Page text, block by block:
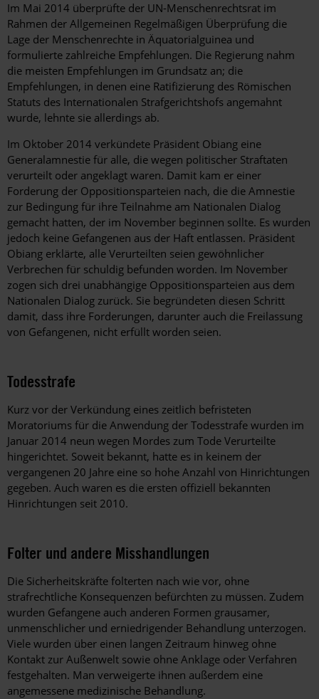
Im Mai 2014 überprüfte der UN-Menschenrechtsrat im
Rahmen der Allgemeinen Regelmäßigen Überprüfung die
Lage der Menschenrechte in Äquatorialguinea und
formulierte zahlreiche Empfehlungen. Die Regierung nahm
die meisten Empfehlungen im Grundsatz an; die
Empfehlungen, in denen eine Ratifizierung des Römischen
Statuts des Internationalen Strafgerichtshofs angemahnt
wurde, lehnte sie allerdings ab.
Im Oktober 2014 verkündete Präsident Obiang eine
Generalamnestie für alle, die wegen politischer Straftaten
verurteilt oder angeklagt waren. Damit kam er einer
Forderung der Oppositionsparteien nach, die die Amnestie
zur Bedingung für ihre Teilnahme am Nationalen Dialog
gemacht hatten, der im November beginnen sollte. Es wurden
jedoch keine Gefangenen aus der Haft entlassen. Präsident
Obiang erklärte, alle Verurteilten seien gewöhnlicher
Verbrechen für schuldig befunden worden. Im November
zogen sich drei unabhängige Oppositionsparteien aus dem
Nationalen Dialog zurück. Sie begründeten diesen Schritt
damit, dass ihre Forderungen, darunter auch die Freilassung
von Gefangenen, nicht erfüllt worden seien.
Todesstrafe
Kurz vor der Verkündung eines zeitlich befristeten
Moratoriums für die Anwendung der Todesstrafe wurden im
Januar 2014 neun wegen Mordes zum Tode Verurteilte
hingerichtet. Soweit bekannt, hatte es in keinem der
vergangenen 20 Jahre eine so hohe Anzahl von Hinrichtungen
gegeben. Auch waren es die ersten offiziell bekannten
Hinrichtungen seit 2010.
Folter und andere Misshandlungen
Die Sicherheitskräfte folterten nach wie vor, ohne
strafrechtliche Konsequenzen befürchten zu müssen. Zudem
wurden Gefangene auch anderen Formen grausamer,
unmenschlicher und erniedrigender Behandlung unterzogen.
Viele wurden über einen langen Zeitraum hinweg ohne
Kontakt zur Außenwelt sowie ohne Anklage oder Verfahren
festgehalten. Man verweigerte ihnen außerdem eine
angemessene medizinische Behandlung.